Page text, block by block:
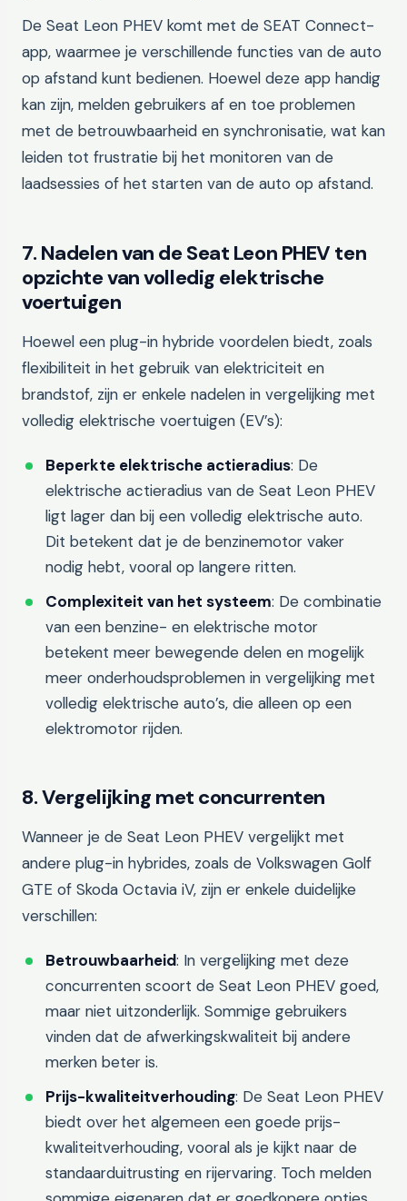
De Seat Leon PHEV komt met de SEAT Connect-
app, waarmee je verschillende functies van de auto
op afstand kunt bedienen. Hoewel deze app handig
kan zijn, melden gebruikers af en toe problemen
met de betrouwbaarheid en synchronisatie, wat kan
leiden tot frustratie bij het monitoren van de
laadsessies of het starten van de auto op afstand.
7. Nadelen van de Seat Leon PHEV ten
opzichte van volledig elektrische
voertuigen
Hoewel een plug-in hybride voordelen biedt, zoals
flexibiliteit in het gebruik van elektriciteit en
brandstof, zijn er enkele nadelen in vergelijking met
volledig elektrische voertuigen (EV’s):
Beperkte elektrische actieradius: De
elektrische actieradius van de Seat Leon PHEV
ligt lager dan bij een volledig elektrische auto.
Dit betekent dat je de benzinemotor vaker
nodig hebt, vooral op langere ritten.
Complexiteit van het systeem: De combinatie
van een benzine- en elektrische motor
betekent meer bewegende delen en mogelijk
meer onderhoudsproblemen in vergelijking met
volledig elektrische auto’s, die alleen op een
elektromotor rijden.
8. Vergelijking met concurrenten
Wanneer je de Seat Leon PHEV vergelijkt met
andere plug-in hybrides, zoals de Volkswagen Golf
GTE of Skoda Octavia iV, zijn er enkele duidelijke
verschillen:
Betrouwbaarheid: In vergelijking met deze
concurrenten scoort de Seat Leon PHEV goed,
maar niet uitzonderlijk. Sommige gebruikers
vinden dat de afwerkingskwaliteit bij andere
merken beter is.
Prijs-kwaliteitverhouding: De Seat Leon PHEV
biedt over het algemeen een goede prijs-
kwaliteitverhouding, vooral als je kijkt naar de
standaarduitrusting en rijervaring. Toch melden